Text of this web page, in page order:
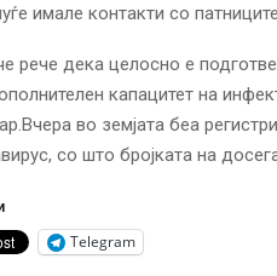
имале контакти со
рече дека целосно е
капацитет на
во земјата беа
со што бројката на
Telegram